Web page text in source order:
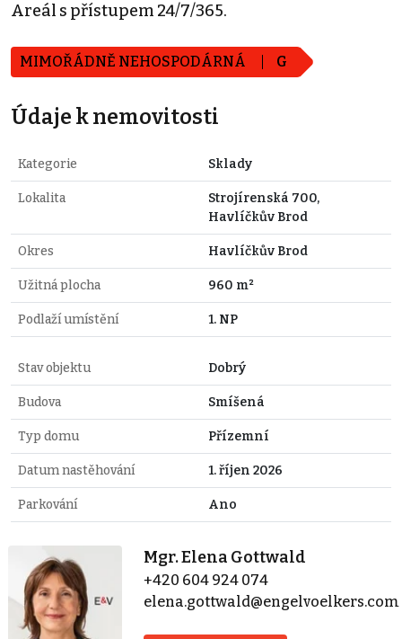
Areál s přístupem 24/7/365.
MIMOŘÁDNĚ NEHOSPODÁRNÁ G
Údaje k nemovitosti
Kategorie Sklady
Lokalita
Strojírenská 700,
Havlíčkův Brod
Okres Havlíčkův Brod
Užitná plocha 960 m²
Podlaží umístění 1. NP
Stav objektu Dobrý
Budova Smíšená
Typ domu Přízemní
Datum nastěhování 1. říjen 2026
Parkování Ano
Mgr. Elena Gottwald
+420 604 924 074
elena.gottwald@engelvoelkers.com